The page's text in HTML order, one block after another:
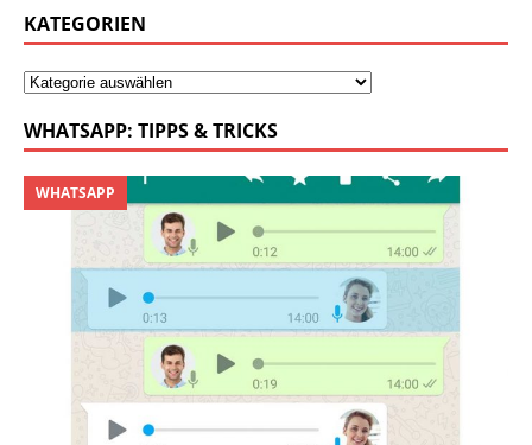
KATEGORIEN
WHATSAPP: TIPPS & TRICKS
WHATSAPP